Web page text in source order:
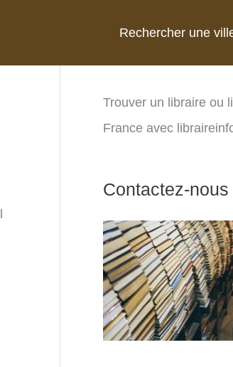
Rechercher une
Trouver un libraire ou
France avec
Contactez-nous